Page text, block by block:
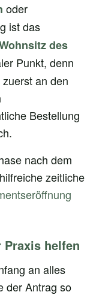
oder
ist das
des
Punkt, denn
an den
Bestellung
nach dem
zeitliche
Praxis helfen
an alles
der Antrag so